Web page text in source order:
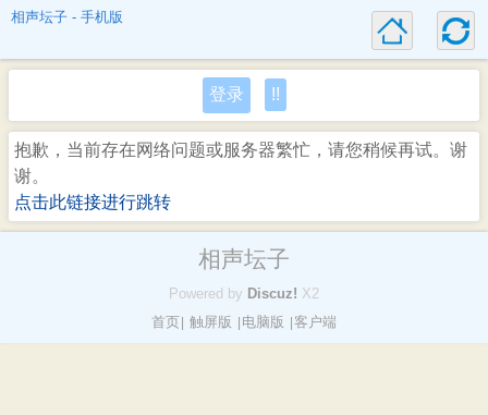
相声坛子 - 手机版
登录 !!
抱歉，当前存在网络问题或服务器繁忙，请您稍候再试。谢
谢。
点击此链接进行跳转
相声坛子
Powered by Discuz! X2
首页 触屏版 电脑版 客户端